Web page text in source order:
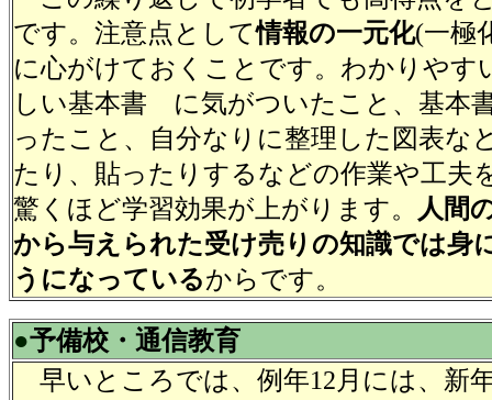
です。注意点として情報の一元化(一極
に心がけておくことです。わかりやす
しい基本書 に気がついたこと、基本
ったこと、自分なりに整理した図表な
たり、貼ったりするなどの作業や工夫
驚くほど学習効果が上がります。
人間
から与えられた受け売りの知識では身
うになっているからです。
●予備校・通信教育
早いところでは、例年12月には、新